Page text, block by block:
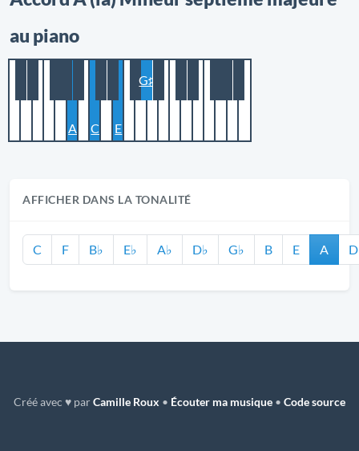
au piano
A C E
G♯
AFFICHER DANS LA TONALITÉ
C F B♭ E♭ A♭ D♭ G♭ B E A D
Créé avec ♥ parCamille Roux • Écouter ma musique • Code source